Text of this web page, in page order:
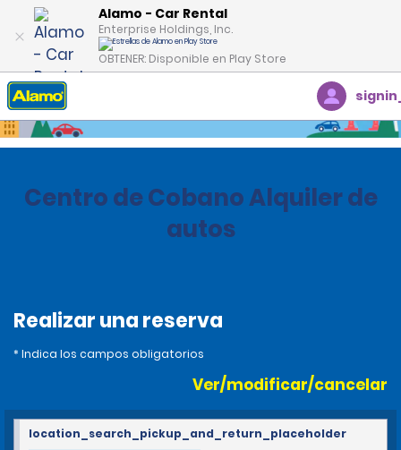
Alamo - Car Rental
Enterprise Holdings, Inc.
OBTENER: Disponible en Play Store
Inicio Oficinas
Centro de Cobano Alquiler de
autos
Realizar una reserva
* Indica los campos obligatorios
Ver/modificar/cancelar
location_search_pickup_and_return_placeholder